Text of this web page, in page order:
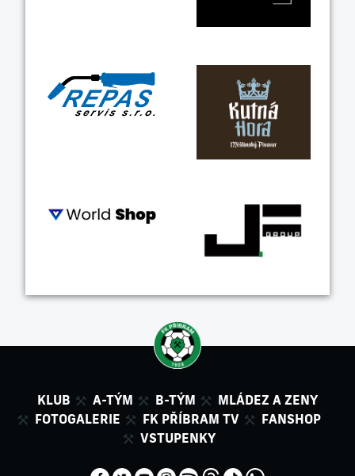
KLUB A-TÝM B-TÝM
MLÁDEZ A ZENY
FOTOGALERIE
FK PŘÍBRAM TV
FANSHOP
VSTUPENKY